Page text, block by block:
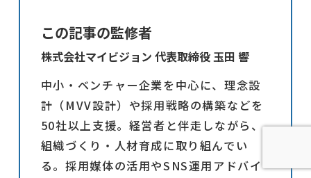
この記事の監修者
株式会社マイビジョン 代表取締役 玉田 響
中小・ベンチャー企業を中心に、理念設
計（MVV設計）や採用戦略の構築などを
50社以上支援。経営者と伴走しながら、
組織づくり・人材育成に取り組んでい
る。採用媒体の活用やSNS運用アドバイ